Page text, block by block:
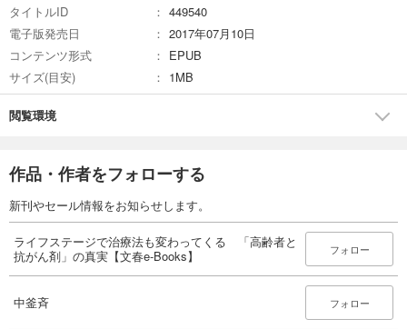
タイトルID
449540
電子版発売日
2017年07月10日
コンテンツ形式
EPUB
サイズ(目安)
1MB
閲覧環境
作品・作者をフォローする
新刊やセール情報をお知らせします。
ライフステージで治療法も変わってくる 「高齢者と
抗がん剤」の真実【文春e-Books】
フォロー
中釜斉 フォロー